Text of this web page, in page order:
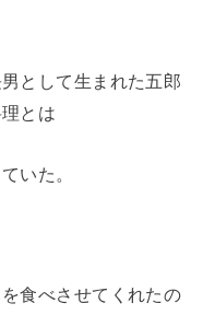
として生まれた五郎
とは
いた。
食べさせてくれたの